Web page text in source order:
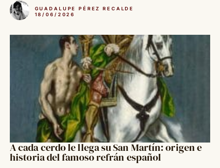
GUADALUPE PÉREZ RECALDE
18/06/2026
A cada cerdo le llega su San Martín: origen e
historia del famoso refrán español